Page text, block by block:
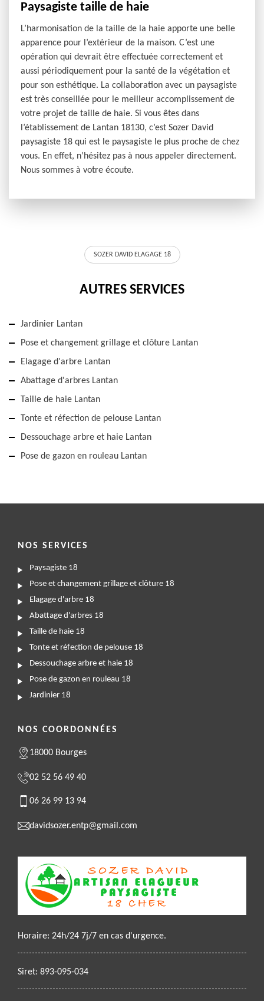
Paysagiste taille de haie
L’harmonisation de la taille de la haie apporte une belle
apparence pour l’extérieur de la maison. C’est une
opération qui devrait être effectuée correctement et
aussi périodiquement pour la santé de la végétation et
pour son esthétique. La collaboration avec un paysagiste
est très conseillée pour le meilleur accomplissement de
votre projet de taille de haie. Si vous êtes dans
l’établissement de Lantan 18130, c’est Sozer David
paysagiste 18 qui est le paysagiste le plus proche de chez
vous. En effet, n’hésitez pas à nous appeler directement.
Nous sommes à votre écoute.
SOZER DAVID ELAGAGE 18
AUTRES SERVICES
Jardinier Lantan
Pose et changement grillage et clôture Lantan
Elagage d'arbre Lantan
Abattage d'arbres Lantan
Taille de haie Lantan
Tonte et réfection de pelouse Lantan
Dessouchage arbre et haie Lantan
Pose de gazon en rouleau Lantan
NOS SERVICES
Paysagiste 18
Pose et changement grillage et clôture 18
Elagage d'arbre 18
Abattage d'arbres 18
Taille de haie 18
Tonte et réfection de pelouse 18
Dessouchage arbre et haie 18
Pose de gazon en rouleau 18
Jardinier 18
NOS COORDONNÉES
18000 Bourges
02 52 56 49 40
06 26 99 13 94
davidsozer.entp@gmail.com
Horaire: 24h/24 7j/7 en cas d'urgence.
Siret: 893-095-034